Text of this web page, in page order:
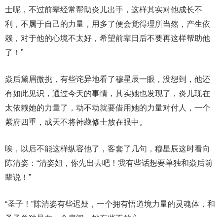
士呢，不过前辈经常帮助炎儿出手，这样其实对他成长不
利，不属于自己的力量，用多了便会觉得理所当然，产生依
赖，对于他的心境不太好，希望前辈日后不要再这样帮助他
了！”
焱后黛眉微挑，有些诧异地看了穆星辰一眼，没想到，他还
有如此见识，通过今天的事情，其实她也发现了，炎儿现在
太依赖她的力量了，动不动就要借用她的力量对付人，一个
紫府四重，成天不将神藏修士放在眼中。
唉，以后不能这样纵容他了，客套了几句，穆星辰这时看向
陈清姿：“清姿姐，你先出去吧！我有些话想要单独和焱后前
辈说！”
“圣子！”陈清姿有些迟疑，一个拥有悟道境力量的灵魂体，和